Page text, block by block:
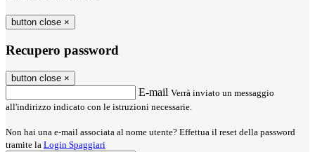
button close ×
Recupero password
button close ×
E-mail Verrà inviato un messaggio
all'indirizzo indicato con le istruzioni necessarie.
Non hai una e-mail associata al nome utente? Effettua il reset della password
tramite la Login Spaggiari